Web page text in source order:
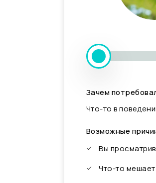
Зачем
Что-то в
Возможные
Вы
Что-то